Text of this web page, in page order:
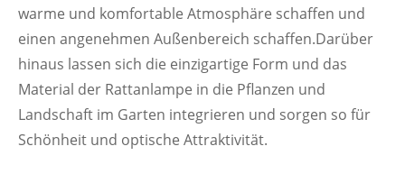
warme und komfortable Atmosphäre schaffen und
einen angenehmen Außenbereich schaffen.Darüber
hinaus lassen sich die einzigartige Form und das
Material der Rattanlampe in die Pflanzen und
Landschaft im Garten integrieren und sorgen so für
Schönheit und optische Attraktivität.